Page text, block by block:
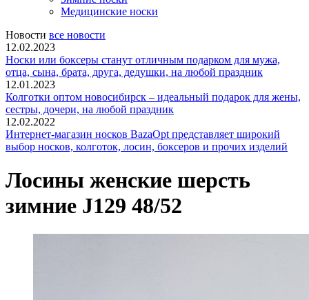
Медицинские носки
Новости все новости
12.02.2023
Носки или боксеры станут отличным подарком для мужа,
отца, сына, брата, друга, дедушки, на любой праздник
12.01.2023
Колготки оптом новосибирск – идеальный подарок для жены,
сестры, дочери, на любой праздник
12.02.2022
Интернет-магазин носков BazaOpt представляет широкий
выбор носков, колготок, лосин, боксеров и прочих изделий
Лосины женские шерсть
зимние J129 48/52